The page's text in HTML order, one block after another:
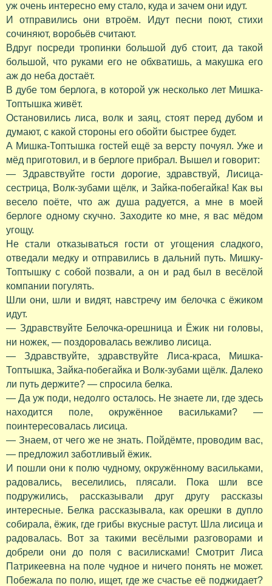
уж очень интересно ему стало, куда и зачем они идут.
И отправились они втроём. Идут песни поют, стихи
сочиняют, воробьёв считают.
Вдруг посреди тропинки большой дуб стоит, да такой
большой, что руками его не обхватишь, а макушка его
аж до неба достаёт.
В дубе том берлога, в которой уж несколько лет Мишка-
Топтышка живёт.
Остановились лиса, волк и заяц, стоят перед дубом и
думают, с какой стороны его обойти быстрее будет.
А Мишка-Топтышка гостей ещё за версту почуял. Уже и
мёд приготовил, и в берлоге прибрал. Вышел и говорит:
— Здравствуйте гости дорогие, здравствуй, Лисица-
сестрица, Волк-зубами щёлк, и Зайка-побегайка! Как вы
весело поёте, что аж душа радуется, а мне в моей
берлоге одному скучно. Заходите ко мне, я вас мёдом
угощу.
Не стали отказываться гости от угощения сладкого,
отведали медку и отправились в дальний путь. Мишку-
Топтышку с собой позвали, а он и рад был в весёлой
компании погулять.
Шли они, шли и видят, навстречу им белочка с ёжиком
идут.
— Здравствуйте Белочка-орешница и Ёжик ни головы,
ни ножек, — поздоровалась вежливо лисица.
— Здравствуйте, здравствуйте Лиса-краса, Мишка-
Топтышка, Зайка-побегайка и Волк-зубами щёлк. Далеко
ли путь держите? — спросила белка.
— Да уж поди, недолго осталось. Не знаете ли, где здесь
находится поле, окружённое васильками? —
поинтересовалась лисица.
— Знаем, от чего же не знать. Пойдёмте, проводим вас,
— предложил заботливый ёжик.
И пошли они к полю чудному, окружённому васильками,
радовались, веселились, плясали. Пока шли все
подружились, рассказывали друг другу рассказы
интересные. Белка рассказывала, как орешки в дупло
собирала, ёжик, где грибы вкусные растут. Шла лисица и
радовалась. Вот за такими весёлыми разговорами и
добрели они до поля с василисками! Смотрит Лиса
Патрикеевна на поле чудное и ничего понять не может.
Побежала по полю, ищет, где же счастье её поджидает?